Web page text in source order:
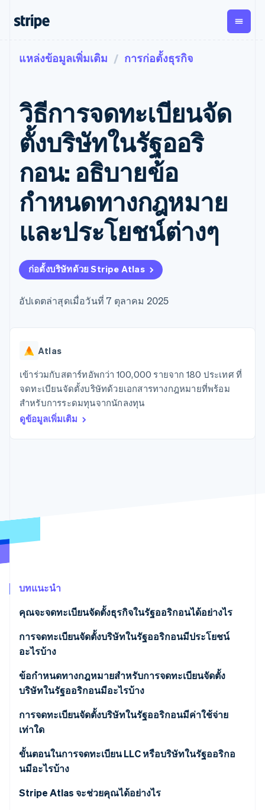
การชำระเงิน
การชำระเงิน
ออนไลน์
Payment links
การชำระเงิน
เขียนโค้ด
Checkout
UI การชำระ
เงินสำเร็จรูป
Elements
องค์ประกอบ UI
ที่ยืดหยุ่น
วิธีการชำระ
มากกว่า 125
รายการ
Authorization
ยกระดับการ
รวดเร็วขึ้น
รายรับ
แบบแผนล่วง
หน้า
Metronome
การเรียกเก็บ
เงินตามการ
ใช้งาน
การชำระเงิน
ตามรอบบิล
การชำระเงิน
ตามรอบบิล
Invoicing
ครั้งเดียวหรือ
ตามแบบแผน
ขายและ VAT
อัตโนมัติ
Revenue
ระบบ
Data
Pipeline
การซิงค์
ข้อมูล
การ
Global
เบิกจ่าย
การก่อตั้งบริษัทสตาร์ทอัพ
Stripe Sessions 2026
ดูว่า Stripe กำลังสร้างโครงสร้างพื้นฐานระบบเศรษฐกิจสำหรับ
รับชมเลย
ตามขั้น
ตามกรณีใช้งาน
การค้าแบบใช้เอเจนต์
อีคอมเมิร์ซ
รวมในตัว
การทำงานอัตโนมัติด้าน
การเงิน
ธุรกิจทั่วโลก
การชำระเงินในแอป
การจัดการเงิน
แพลตฟอร์ม
เกม
การบริการ การเดินทาง
และสันทนาการ
ประกันภัย
สื่อและความบันเทิง
บริการเฉพาะทาง
เอกสารประกอบ
ไลบรารีและ SDK
Stripe Apps
คู่มือ
ติดตั้งใช้งานการชำระเงิน
สำเร็จรูป
สร้างแพลตฟอร์มหรือ
มาร์เก็ตเพลส
จัดการการชำระเงินตาม
เสนอการเรียกเก็บเงินตาม
การใช้งาน
รองรับอยู่
จัดเตรียมและจัดการ
การเชื่อมต่อการทำงาน
แอป
ตัวอย่างโค้ด
บล็อกของนักพัฒนา
เรียนรู้
คู่มือ
การสนับสนุน
รับการสนับสนุน
รับการจัดการ
บริการเฉพาะทาง
บริษัท
แผนงานผลิตภัณฑ์
การประชุมประจำปีแบบ
เซสชัน
การติดต่อ
ติดต่อฝ่ายขาย
แหล่งข้อมูลเพิ่มเติม การก่อตั้งธุรกิจ
วิธีการจดทะเบียนจัด
ตั้งบริษัทในรัฐออริ
กอน: อธิบายข้อ
กำหนดทางกฎหมาย
และประโยชน์ต่างๆ
ก่อตั้งบริษัทด้วย Stripe Atlas
อัปเดตล่าสุดเมื่อวันที่ 7 ตุลาคม 2025
Atlas
เข้าร่วมกับสตาร์ทอัพกว่า 100,000 รายจาก 180 ประเทศ ที่
จดทะเบียนจัดตั้งบริษัทด้วยเอกสารทางกฎหมายที่พร้อม
สำหรับการระดมทุนจากนักลงทุน
ดูข้อมูลเพิ่มเติม
บทแนะนำ
คุณจะจดทะเบียนจัดตั้งธุรกิจในรัฐออริกอนได้อย่างไร
การจดทะเบียนจัดตั้งบริษัทในรัฐออริกอนมีประโยชน์
อะไรบ้าง
การคุ้มครองความรับผิดและความน่าเชื่อถือ
ข้อดีทางภาษี
ข้อได้เปรียบด้านไลฟ์สไตล์และการตลาด
การปฏิบัติตามข้อกำหนดที่จัดการได้
ข้อกำหนดทางกฎหมายสำหรับการจดทะเบียนจัดตั้ง
บริษัทในรัฐออริกอนมีอะไรบ้าง
ชื่อธุรกิจที่เป็นไปตามข้อกำหนด
ยื่นเอกสารการจัดตั้ง
การกํากับดูแลที่เหมาะสม
การจดทะเบียนจัดตั้งบริษัทในรัฐออริกอนมีค่าใช้จ่าย
เท่าใด
ค่าธรรมเนียมการยื่นเอกสาร
บริการตัวแทนจดทะเบียน (ไม่บังคับ)
ขั้นตอนในการจดทะเบียน LLC หรือบริษัทในรัฐออริกอ
นมีอะไรบ้าง
ตัดสินใจเกี่ยวกับโครงสร้างของคุณ
Stripe Atlas จะช่วยคุณได้อย่างไร